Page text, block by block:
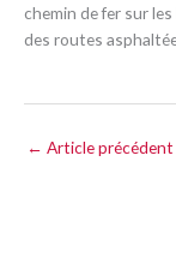
chemin de fer sur
des routes
← Article précédent